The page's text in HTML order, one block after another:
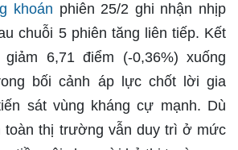
khoán phiên 25/2 ghi nhận nhịp
chuỗi 5 phiên tăng liên tiếp. Kết
giảm 6,71 điểm (-0,36%) xuống
bối cảnh áp lực chốt lời gia
sát vùng kháng cự mạnh. Dù
toàn thị trường vẫn duy trì ở mức